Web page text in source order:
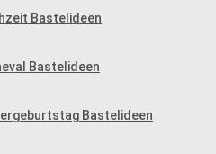
Bastelideen
Bastelideen
Bastelideen